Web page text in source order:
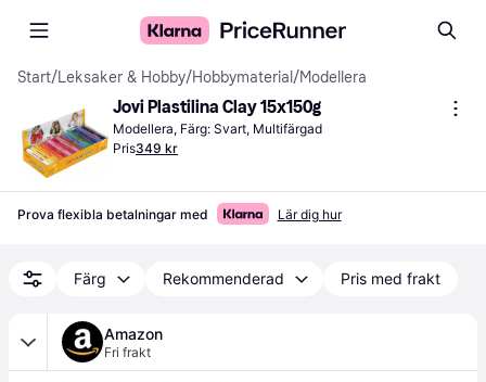
Start/Leksaker & Hobby/Hobbymaterial /Modellera
Jovi Plastilina Clay 15x150g
Modellera, Färg: Svart, Multifärgad
Pris349 kr
Prova flexibla betalningar med Lär dig hur
Färg Rekommenderad Pris med frakt
Amazon
Fri frakt